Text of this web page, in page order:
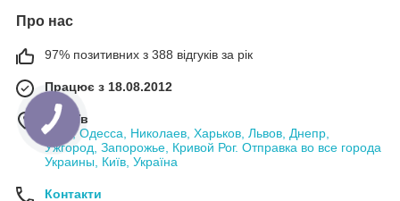
Про нас
97% позитивних з 388 відгуків за рік
Працює з 18.08.2012
м. Київ
Киев, Одесса, Николаев, Харьков, Львов, Днепр,
Ужгород, Запорожье, Кривой Рог. Отправка во все города
Украины, Київ, Україна
Контакти